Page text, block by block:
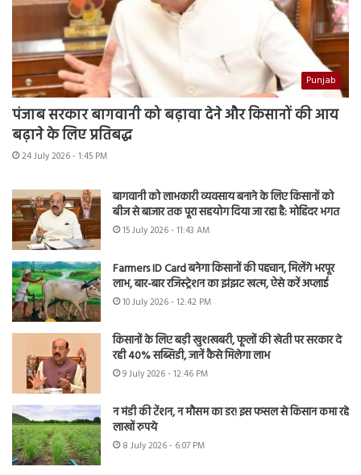
Punjab
पंजाब सरकार बागवानी को बढ़ावा देने और किसानों की आय
बढ़ाने के लिए प्रतिबद्ध
24 July 2026 - 1:45 PM
बागवानी को लाभकारी व्यवसाय बनाने के लिए किसानों को
बीज से बाजार तक पूरा सहयोग दिया जा रहा है: मोहिंदर भगत
15 July 2026 - 11:43 AM
Farmers ID Card बनेगा किसानों की पहचान, मिलेंगे भरपूर
लाभ, बार-बार रजिस्ट्रेशन का झंझट खत्म, ऐसे करें अप्लाई
10 July 2026 - 12:42 PM
किसानों के लिए बड़ी खुशखबरी, फूलों की खेती पर सरकार दे
रही 40% सब्सिडी, जानें कैसे मिलेगा लाभ
9 July 2026 - 12:46 PM
न मंडी की टेंशन, न मौसम का डर! इस फसल से किसान कमा रहे
लाखों रुपये
8 July 2026 - 6:07 PM